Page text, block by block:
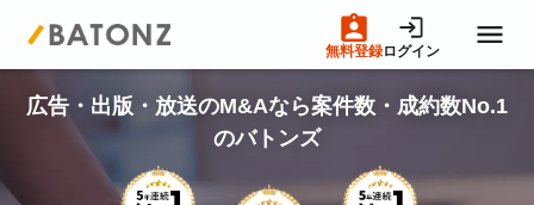
無料登録ログイン
トップページ
M&A案件一覧
広告・出版・放送のM&Aなら案件数・成約数No.1
のバトンズ